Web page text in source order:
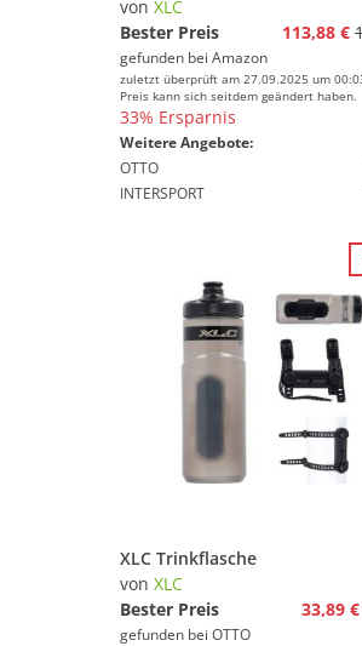
von XLC
Bester Preis
113,88 €
gefunden bei Amazon
zuletzt überprüft am 27.09.2025 um
Preis kann sich seitdem geändert haben.
33% Ersparnis
Weitere Angebote:
OTTO
INTERSPORT
XLC Trinkflasche
von XLC
Bester Preis
33,89 €
gefunden bei OTTO